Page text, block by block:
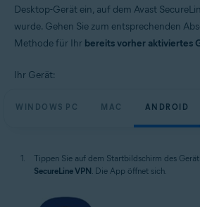
Desktop-Gerät ein, auf dem Avast
wurde. Gehen Sie zum entsprechenden
Methode für Ihr bereits vorher aktiviertes
Ihr Gerät:
WINDOWS PC MAC ANDROID
Tippen Sie auf dem Startbildschirm des
SecureLine VPN. Die App öffnet sich.